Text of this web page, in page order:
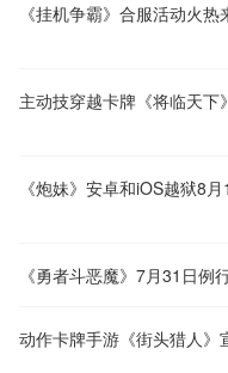
《挂机争霸》合服活动火热
动作卡牌手游《街头猎人》